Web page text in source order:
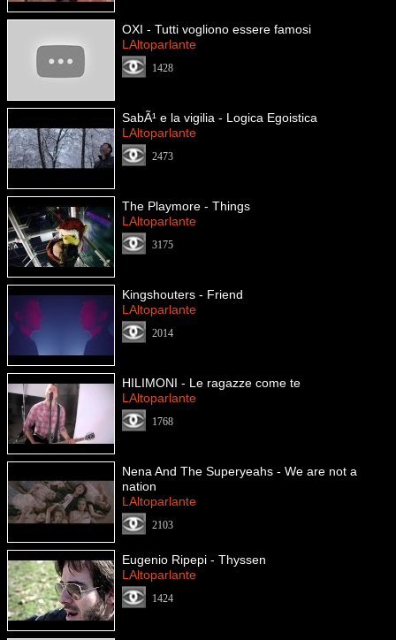
OXI - Tutti vogliono essere famosi
LAltoparlante
1428
SabÃ¹ e la vigilia - Logica Egoistica
LAltoparlante
2473
The Playmore - Things
LAltoparlante
3175
Kingshouters - Friend
LAltoparlante
2014
HILIMONI - Le ragazze come te
LAltoparlante
1768
Nena And The Superyeahs - We are not a
nation
LAltoparlante
2103
Eugenio Ripepi - Thyssen
LAltoparlante
1424